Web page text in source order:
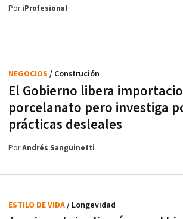
PoriProfesional
El Gobierno libera
porcelanato pero investiga
prácticas desleales
NEGOCIOS / Construción
PorAndrés Sanguinetti
ESTILO DE VIDA/ Longevidad